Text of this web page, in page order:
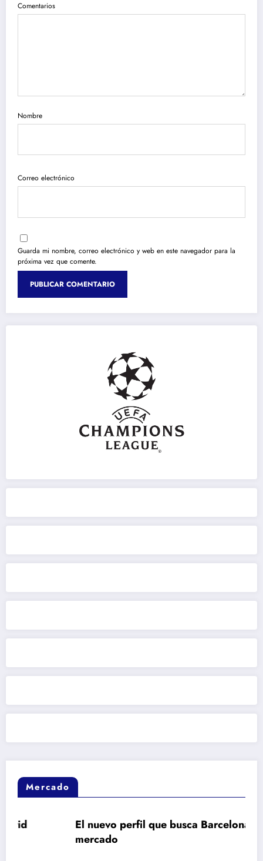
Comentarios
Nombre
Correo electrónico
Guarda mi nombre, correo electrónico y web en este navegador para la
próxima vez que comente.
Mercado
El nuevo perfil que busca Barcelona en el